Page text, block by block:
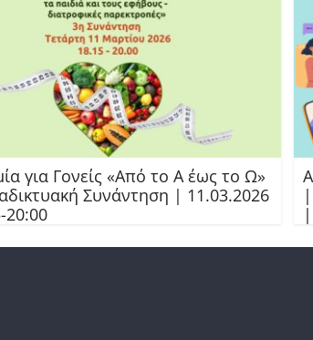
για Γονείς «Από το Α έως το Ω»
Συνάντηση | 11.03.2026
20:00